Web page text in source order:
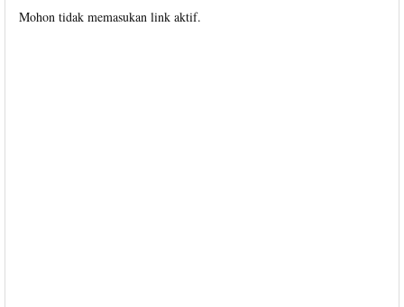
Mohon tidak memasukan link aktif.